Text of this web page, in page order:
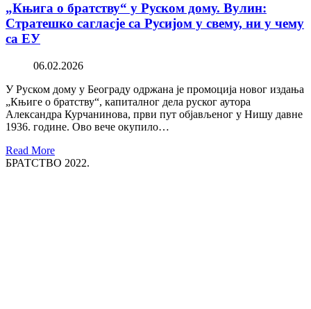
„Књига о братству“ у Руском дому. Вулин:
Стратешко сагласје са Русијом у свему, ни у чему
са ЕУ
06.02.2026
У Руском дому у Београду одржана је промоција новог издања
„Књиге о братству“, капиталног дела руског аутора
Александра Курчанинова, први пут објављеног у Нишу давне
1936. године. Ово вече окупило…
Read More
БРАТСТВО 2022.